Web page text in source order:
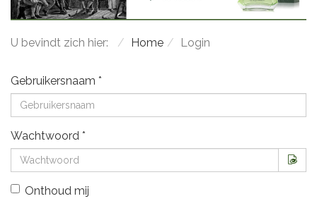
U bevindt zich hier: Home Login
Gebruikersnaam *
Wachtwoord *
Onthoud mij